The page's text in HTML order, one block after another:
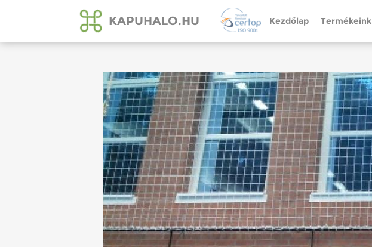
KAPUHALO.HU Kezdőlap Termékeink